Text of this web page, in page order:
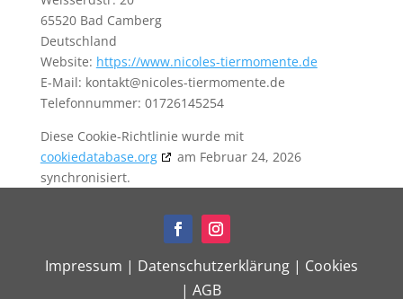
65520 Bad Camberg
Deutschland
Website: https://www.nicoles-tiermomente.de
E-Mail: kontakt@nicoles-tiermomente.de
Telefonnummer: 01726145254
Diese Cookie-Richtlinie wurde mit
cookiedatabase.org
am Februar 24, 2026
synchronisiert.
Impressum | Datenschutzerklärung | Cookies
|AGB